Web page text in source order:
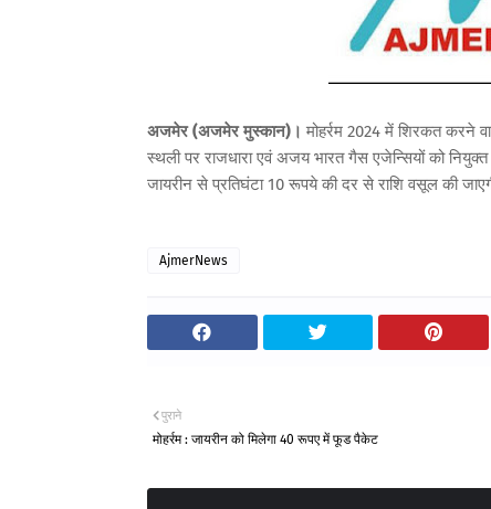
अजमेर (अजमेर मुस्कान)। मोहर्रम 2024 में शिरकत करने
स्थली पर राजधारा एवं अजय भारत गैस एजेन्सियों को नियुक्त
जायरीन से प्रतिघंटा 10 रूपये की दर से राशि वसूल की
AjmerNews
पुराने
मोहर्रम : जायरीन को मिलेगा 40 रूपए में फूड पैकेट